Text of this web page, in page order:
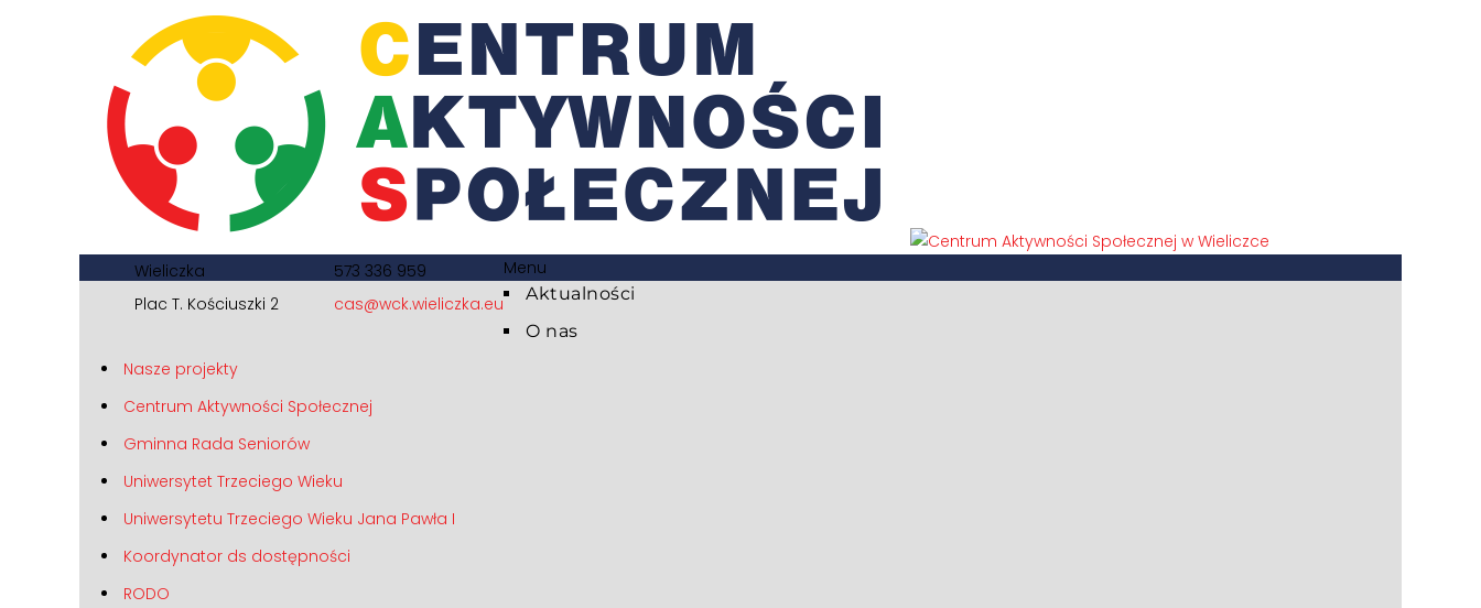
Wieliczka
Plac T. Kościuszki 2
573 336 959
cas@wck.wieliczka.eu
Menu
Aktualności
O nas
Nasze projekty
Centrum Aktywności Społecznej
Gminna Rada Seniorów
Uniwersytet Trzeciego Wieku
Uniwersytetu Trzeciego Wieku Jana Pawła I
Koordynator ds dostępności
RODO